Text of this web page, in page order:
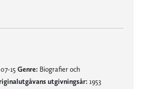
15 Genre: Biografier och
utgivningsår: 1953